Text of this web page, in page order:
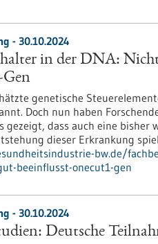
- 30.10.2024
in der DNA:
genetische
Doch nun haben
gezeigt, dass auch eine bisher
dieser Erkrankung
bw.de/
beeinflusst-onecut1-gen
- 30.10.2024
Deutsche